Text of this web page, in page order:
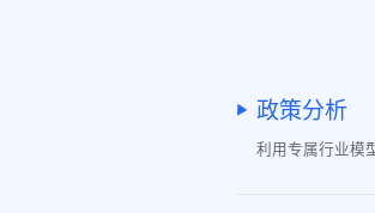
政策分析
利用专属行业模